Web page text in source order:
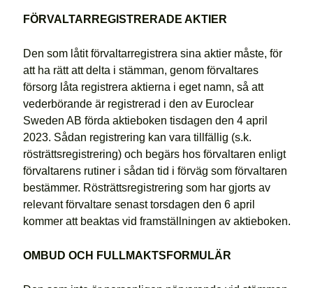
FÖRVALTARREGISTRERADE AKTIER
Den som låtit förvaltarregistrera sina aktier måste, för
att ha rätt att delta i stämman, genom förvaltares
försorg låta registrera aktierna i eget namn, så att
vederbörande är registrerad i den av Euroclear
Sweden AB förda aktieboken tisdagen den 4 april
2023. Sådan registrering kan vara tillfällig (s.k.
rösträttsregistrering) och begärs hos förvaltaren enligt
förvaltarens rutiner i sådan tid i förväg som förvaltaren
bestämmer. Rösträttsregistrering som har gjorts av
relevant förvaltare senast torsdagen den 6 april
kommer att beaktas vid framställningen av aktieboken.
OMBUD OCH FULLMAKTSFORMULÄR